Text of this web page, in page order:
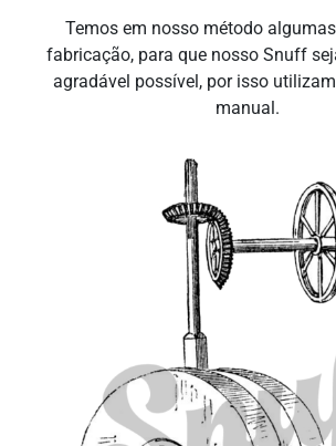
Temos em nosso método
fabricação, para que nosso Snuff
agradável possível, por isso
manual.